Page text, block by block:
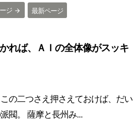
ジ arrow_forward 最新ページ
れば、ＡＩの全体像がスッキ
の二つさえ押さえておけば、だい
閥。 薩摩と長州み...